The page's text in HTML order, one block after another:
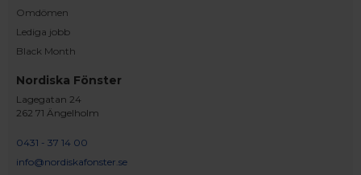
Omdömen
Lediga jobb
Black Month
Nordiska Fönster
Lagegatan 24
262 71 Ängelholm
0431 - 37 14 00
info@nordiskafonster.se